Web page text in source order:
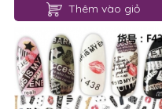
Thêm vào giỏ